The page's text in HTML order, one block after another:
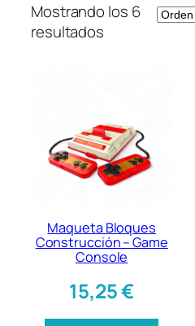
Mostrando los 6
resultados
Maqueta Bloques
Construcción – Game
Console
15,25€